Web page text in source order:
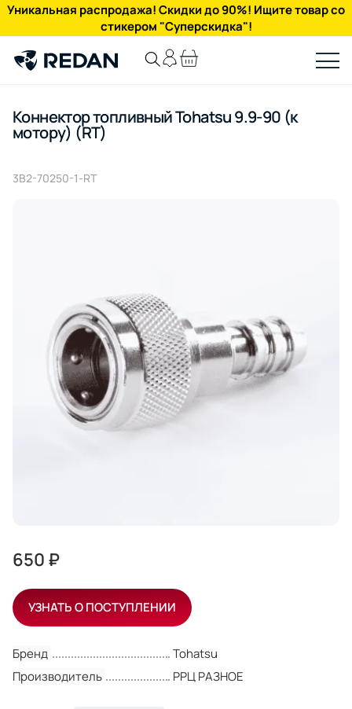
Уникальная распродажа! Скидки до 90%! Ищите товар со
стикером "Суперскидка"!
Коннектор топливный Tohatsu 9.9-90 (к
мотору) (RT)
3B2-70250-1-RT
Бренд
Tohatsu
Производитель
РРЦ РАЗНОЕ
650 ₽
УЗНАТЬ О ПОСТУПЛЕНИИ